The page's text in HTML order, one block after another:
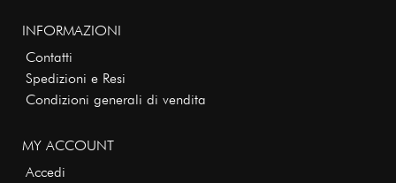
INFORMAZIONI
Contatti
Spedizioni e Resi
Condizioni generali di vendita
MY ACCOUNT
Accedi